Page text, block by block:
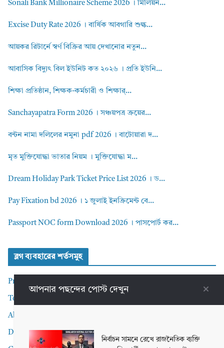
Sonali Bank Millionaire Scheme 2026 । মিলিয়ন...
Excise Duty Rate 2026 । বার্ষিক আবগারি শুল্ক...
আয়কর রিটার্নে স্বর্ণ বিক্রির আয় দেখানোর নতুন...
আবাসিক বিদ্যুৎ বিল ইউনিট কত ২০২৬ । প্রতি ইউনি...
শিক্ষা প্রতিষ্ঠান, শিক্ষক-কর্মচারী ও শিক্ষার্...
Sanchayapatra Form 2026 । সঞ্চয়পত্র ক্রয়ের...
বন্টন নামা দলিলের নমুনা pdf 2026 । বাটোয়ারা দ...
মৃত মুক্তিযোদ্ধা ভাতার নিয়ম । মুক্তিযোদ্ধা ম...
Dream Holiday Park Ticket Price List 2026 । ড...
Pay Fixation bd 2026 । ১ জুলাই ইনক্রিমেন্ট বে...
Passport NOC form Download 2026 । পাসপোর্ট কর...
ব্লগ ব্যবহারের শর্তসমুহ
Privacy Policy
Terms and Conditions
About me
Disclaimer
আপনার পছন্দের পোস্ট দেখুন
নির্বাচন সামনে রেখে রাজনৈতিক ব্যক্তি